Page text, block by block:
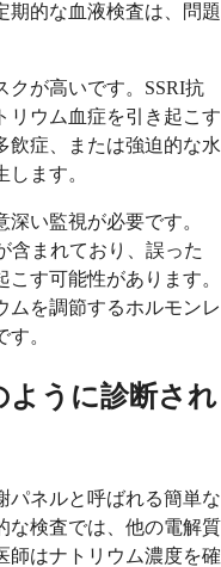
期的な血液検査は、問題
クが高いです。SSRI抗
リウム血症を引き起こす
飲症、または強迫的な水
ます。
い監視が必要です。
含まれており、誤った
す可能性があります。
ムを調節するホルモンレ
。
ように診断され
パネルと呼ばれる簡単な
な検査では、他の電解質
師はナトリウム濃度を確